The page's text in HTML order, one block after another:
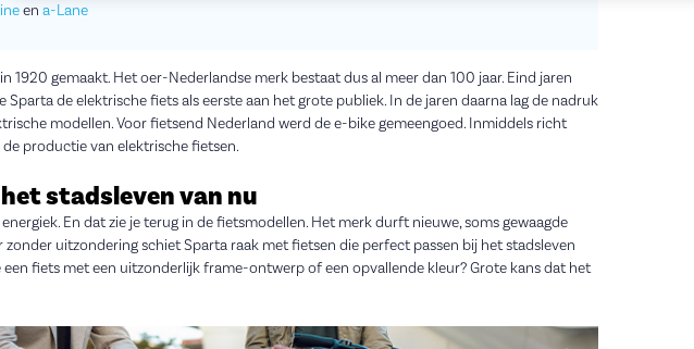
en a-Lane
1920 gemaakt. Het oer-Nederlandse merk bestaat dus al meer dan 100 jaar. Eind jaren
Sparta de elektrische fiets als eerste aan het grote publiek. In de jaren daarna lag de nadruk
modellen. Voor fietsend Nederland werd de e-bike gemeengoed. Inmiddels richt
productie van elektrische fietsen.
stadsleven van nu
En dat zie je terug in de fietsmodellen. Het merk durft nieuwe, soms gewaagde
zonder uitzondering schiet Sparta raak met fietsen die perfect passen bij het stadsleven
een fiets met een uitzonderlijk frame-ontwerp of een opvallende kleur? Grote kans dat het